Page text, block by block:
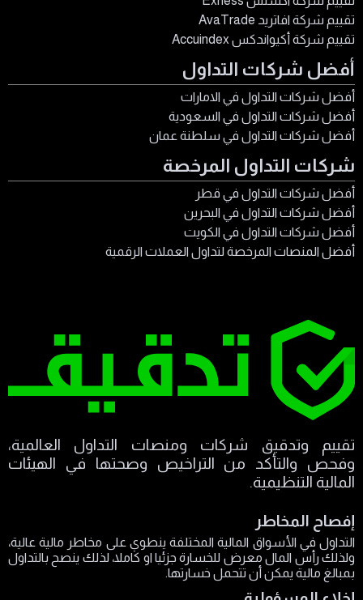
تقييم شركة افاتريد AvaTrade
تقييم شركة أكيواندكس Accuindex
أفضل شركات التداول
أفضل شركات التداول في الامارات
أفضل شركات التداول في السعودية
أفضل شركات التداول في سلطنة عمان
شركات التداول المرخصة
أفضل شركات التداول في قطر
أفضل شركات التداول في البحرين
أفضل شركات التداول في الكويت
أفضل المنصات المرخصة لتداول العملات الرقمية
تقييم وتدقيق شركات ومنصات التداول العالمية،
وفحص والتأكد من التراخيص وصحتها في الهيئات
المالية التنظيمية.
إفصاح المخاطر
التداول في الأسواق المالية المختلفة ينطوي على مخاطر مالية عالية،
ولذلك رأس المال معرض للخسارة جزئيا او كاملا، لذلك ينصح بالتداول
بمبالغ مالية يمكن أن تتحمل خسارتها.